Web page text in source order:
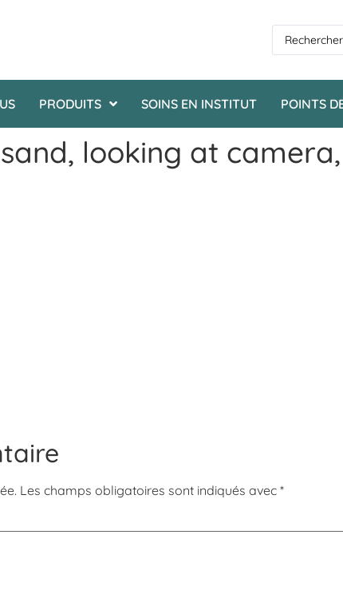
PRODUITS SOINS EN INSTITUT POINTS
looking at
Les champs obligatoires sont indiqués avec *